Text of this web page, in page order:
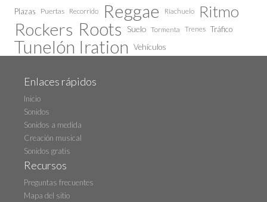
Plazas Puertas Recorrido Reggae Riachuelo Ritmo
Rockers Roots Suelo Tormenta Trenes Tráfico
Tunelón Iration Vehículos
Enlaces rápidos
Inicio
Sonidos
Sonidos a medida
Creación musical
Sonidos gratis
Recursos
Preguntas frecuentes
Mapa del sitio